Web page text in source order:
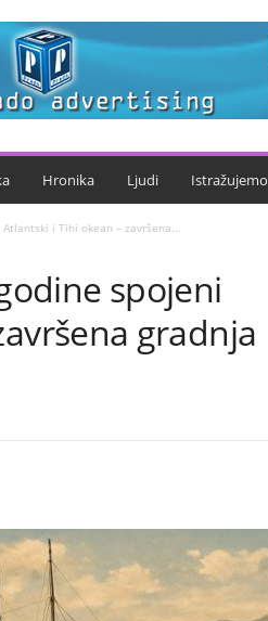
Hronika Ljudi Istražujemo
i Tihi okean – završena...
spojeni
gradnja